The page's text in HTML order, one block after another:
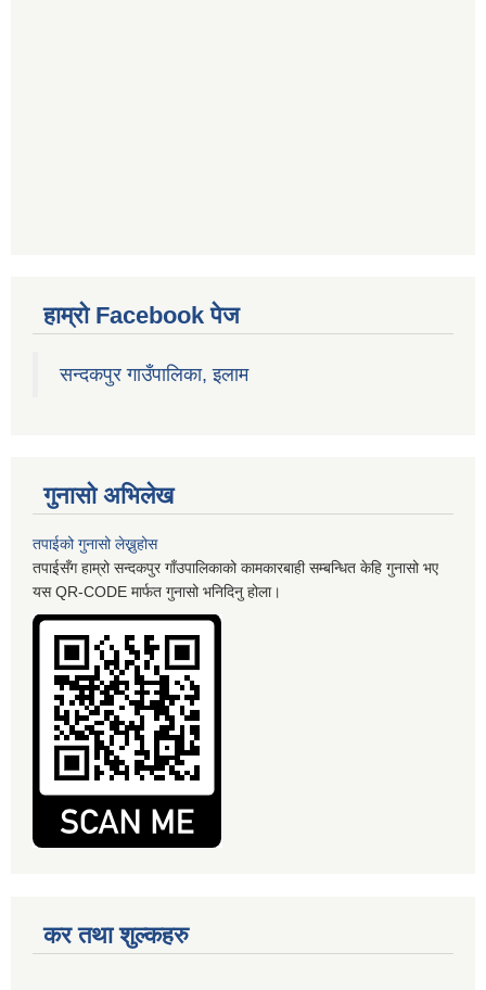
हाम्रो Facebook पेज
सन्दकपुर गाउँपालिका, इलाम
गुनासो अभिलेख
तपाईको गुनासो लेख्नुहोस
तपाईसँग हाम्रो सन्दकपुर गाँउपालिकाको कामकारबाही सम्बन्धित केहि गुनासो भए
यस QR-CODE मार्फत गुनासो भनिदिनु होला।
कर तथा शुल्कहरु